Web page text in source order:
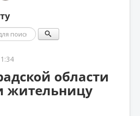
области
жительницу